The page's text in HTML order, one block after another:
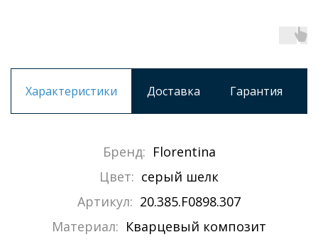
Характеристики Доставка Гарантия
Бренд: Florentina
Цвет: серый шелк
Артикул: 20.385.F0898.307
Материал: Кварцевый композит